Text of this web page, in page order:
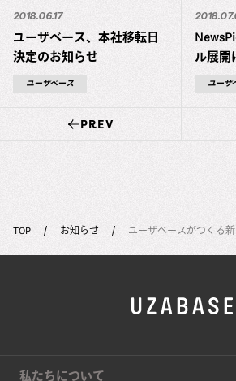
PREV
2018.06.17
ユーザベース、本社移転日
決定のお知らせ
ユーザベース
ル展開
Quartz
知らせ
ユーザ
TOP お知らせ ユーザベースがつくる
私たちについて